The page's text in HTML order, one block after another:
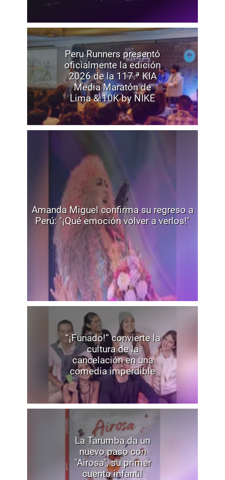
Peru Runners presentó
oficialmente la edición
2026 de la 117.ª KIA
Media Maratón de
Lima & 10K by NIKE
Amanda Miguel confirma su regreso a
Perú: "¡Qué emoción volver a verlos!"
“¡Funado!” convierte la
cultura de la
cancelación en una
comedia imperdible
La Tarumba da un
nuevo paso con
"Airosa", su primer
cuento infantil